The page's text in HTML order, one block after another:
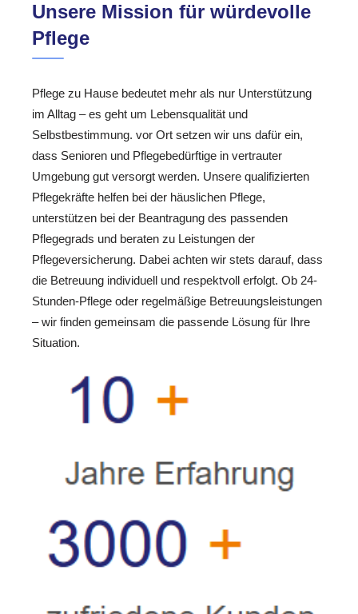
Unsere Mission für würdevolle
Pflege
Pflege zu Hause bedeutet mehr als nur Unterstützung
im Alltag – es geht um Lebensqualität und
Selbstbestimmung. vor Ort setzen wir uns dafür ein,
dass Senioren und Pflegebedürftige in vertrauter
Umgebung gut versorgt werden. Unsere qualifizierten
Pflegekräfte helfen bei der häuslichen Pflege,
unterstützen bei der Beantragung des passenden
Pflegegrads und beraten zu Leistungen der
Pflegeversicherung. Dabei achten wir stets darauf, dass
die Betreuung individuell und respektvoll erfolgt. Ob 24-
Stunden-Pflege oder regelmäßige Betreuungsleistungen
– wir finden gemeinsam die passende Lösung für Ihre
Situation.